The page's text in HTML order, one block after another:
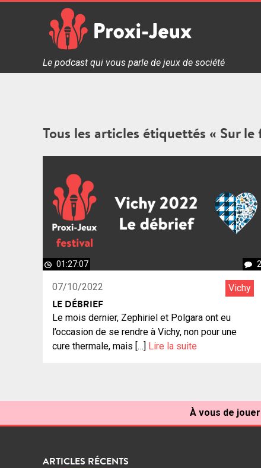
Proxi Jeux - Le podcast qui vous parle de jeux de
Le podcast qui vous parle de jeux de société
Tous les articles étiquettés « Sur le
01:27:07 2
07/10/2022 Vichy
LE DÉBRIEF
Le mois dernier, Zephiriel et Polgara ont eu
l’occasion de se rendre à Vichy, non pour une
cure thermale, mais […]
Lire la suite
À vous de
ARTICLES RÉCENTS